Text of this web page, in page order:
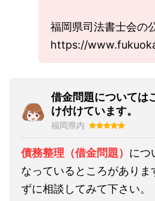
福岡県司法書士会の
https://
借金問題については
け付けています。
福岡県内
債務整理（借金問題） につ
なっているところがありま
ずに相談してみて下さい。